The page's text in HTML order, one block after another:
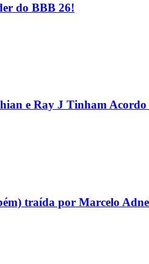
do BBB 26!
e Ray J Tinham
traída por Marcelo